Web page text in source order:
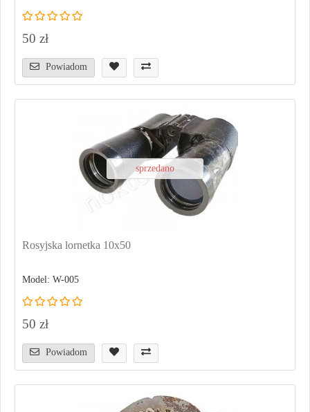
50 zł
Powiadom
sprzedano
Rosyjska lornetka 10x50
Model: W-005
50 zł
Powiadom